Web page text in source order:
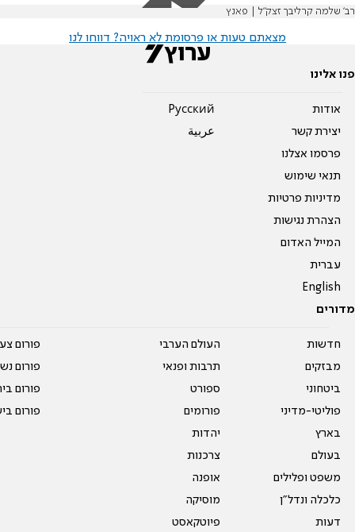
רב׳ שלמה קרליבך זצק״ל | פאנץ
מצאתם טעות או פרסומת לא ראויה? דווחו לנו
פנו אלינו
אודות
יצירת קשר
פרסמו אצלנו
תנאי שימוש
מדיניות פרטיות
הצהרת נגישות
המייל האדום
עברית
English
Pусский
عربية
מדורים
חדשות
מבזקים
ביטחוני
פוליטי-מדיני
בארץ
בעולם
משפט ופלילים
כלכלה ונדל"ן
דעות
העולם הערבי
תרבות ופנאי
ספורט
פורומים
יהדות
צרכנות
אופנה
מוסיקה
פיוטקאסט
פורום
פורום
פורום
פורום